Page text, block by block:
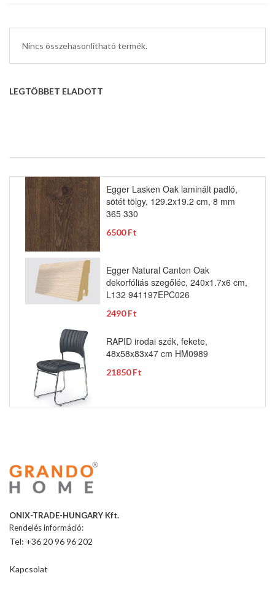
Nincs összehasonlítható termék.
LEGTÖBBET ELADOTT
Egger Lasken Oak laminált padló,
sötét tölgy, 129.2x19.2 cm, 8 mm
365 330
6500 Ft
Egger Natural Canton Oak
dekorfóliás szegőléc, 240x1.7x6 cm,
L132 941197EPC026
2490 Ft
RAPID irodai szék, fekete,
48x58x83x47 cm HM0989
21850 Ft
ONIX-TRADE-HUNGARY Kft.
Rendelés információ:
Tel: +36 20 96 96 202
Kapcsolat